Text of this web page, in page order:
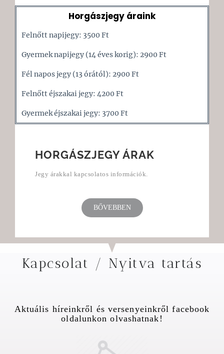
Horgászjegy áraink
Felnőtt napijegy: 3500 Ft
Gyermek napijegy (14 éves korig): 2900 Ft
Fél napos jegy (13 órától): 2900 Ft
Felnőtt éjszakai jegy: 4200 Ft
Gyermek éjszakai jegy: 3700 Ft
HORGÁSZJEGY ÁRAK
Jegy árakkal kapcsolatos információk.
BŐVEBBEN
Kapcsolat / Nyitva tartás
Aktuális híreinkről és versenyeinkről facebook
oldalunkon olvashatnak!